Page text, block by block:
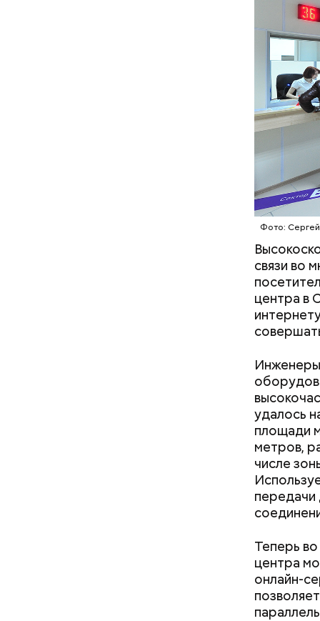
Фото:
связи во
центра в
удалось
площади
метров,
числе
передачи
Теперь
центра
онлайн-
В
своими
проводят